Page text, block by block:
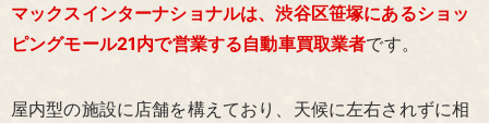
マックスインターナショナルは、渋谷区笹塚にあるショッ
ピングモール21内で営業する自動車買取業者です。
屋内型の施設に店舗を構えており、天候に左右されずに相